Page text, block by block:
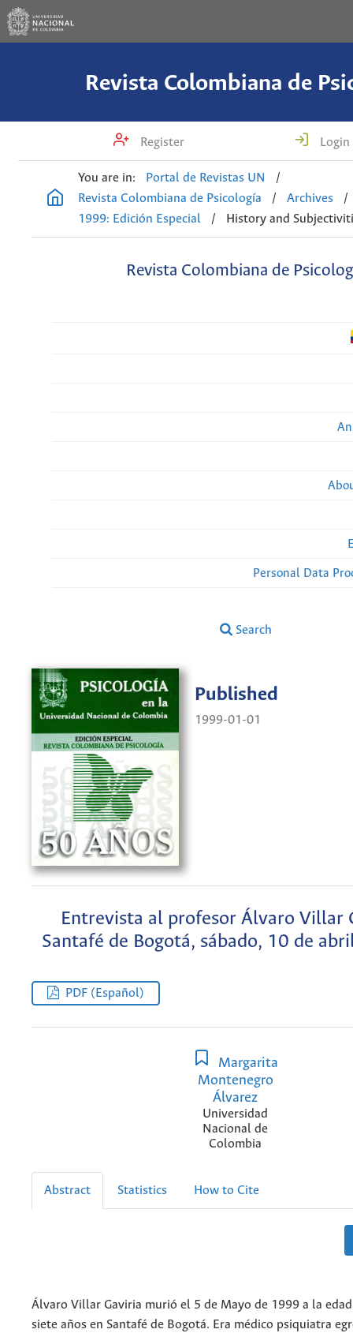
Revista Colombiana de
Register Login
You are in: Portal de Revistas UN
/
Revista Colombiana de Psicología
/ Archives
/
1999: Edición Especial
/ History and
Revista Colombiana de
Personal Data
Search
Published
1999-01-01
Entrevista al profesor Álvaro Villar
Santafé de Bogotá, sábado, 10 de
PDF (Español)
Margarita
Montenegro
Álvarez
Universidad
Nacional de
Colombia
Abstract Statistics How to Cite
Álvaro Villar Gaviria murió el 5 de Mayo de 1999 a la
siete años en Santafé de Bogotá. Era médico psiquiatra